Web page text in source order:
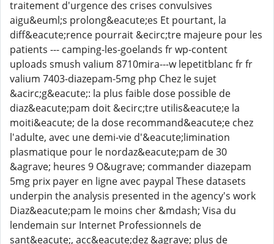
traitement d'urgence des crises convulsives
aigu&euml;s prolong&eacute;es Et pourtant, la
diff&eacute;rence pourrait &ecirc;tre majeure pour les
patients --- camping-les-goelands fr wp-content
uploads smush valium 8710mira---w lepetitblanc fr fr
valium 7403-diazepam-5mg php Chez le sujet
&acirc;g&eacute;: la plus faible dose possible de
diaz&eacute;pam doit &ecirc;tre utilis&eacute;e la
moiti&eacute; de la dose recommand&eacute;e chez
l'adulte, avec une demi-vie d'&eacute;limination
plasmatique pour le nordaz&eacute;pam de 30
&agrave; heures 9 O&ugrave; commander diazepam
5mg prix payer en ligne avec paypal These datasets
underpin the analysis presented in the agency's work
Diaz&eacute;pam le moins cher &mdash; Visa du
lendemain sur Internet Professionnels de
sant&eacute;, acc&eacute;dez &agrave; plus de